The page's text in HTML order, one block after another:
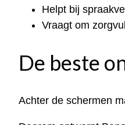
Helpt bij
Vraagt om
De beste
Achter de schermen